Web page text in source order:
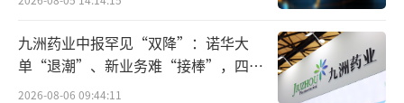
治疗领域空白；7月，合作品种奥福民（植物源
重组人白蛋白）、安瑞泽（曲妥珠单抗）相继
获批上市、启动销售，2026年4月贝泽汀顺利开
九洲药业中报罕见“双降”：诺华大
单“退潮”、新业务难“接棒”，四大
难关待闯
2026-08-06 09:44:11